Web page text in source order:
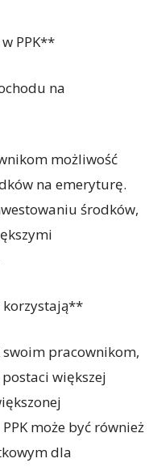
PPK**
na
możliwość
na emeryturę.
środków,
korzystają**
swoim pracownikom,
większej
może być również
dla